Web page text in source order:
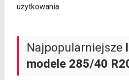
użytkowania.
Najpopularniejsze
modele 285/40